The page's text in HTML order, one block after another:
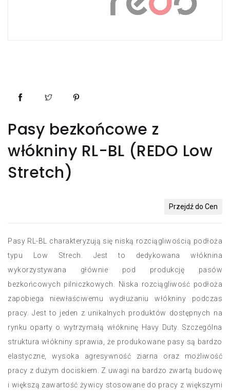
Pasy bezkońcowe z
włókniny RL-BL (REDO Low
Stretch)
Przejdź do Cen
Pasy RL-BL charakteryzują się niską rozciągliwością podłoża
typu Low Strech. Jest to dedykowana włóknina
wykorzystywana głównie pod produkcję pasów
bezkońcowych pilniczkowych. Niska rozciągliwość podłoża
zapobiega niewłaściwemu wydłużaniu włókniny podczas
pracy. Jest to jeden z unikalnych produktów dostępnych na
rynku oparty o wytrzymałą włókninę Havy Duty. Szczególna
struktura włókniny sprawia, że produkowane pasy są bardzo
elastyczne, wysoka agresywność ziarna oraz możliwość
pracy z dużym dociskiem. Z uwagi na bardzo zwartą budowę
i większą zawartość żywicy stosowane do pracy z większymi